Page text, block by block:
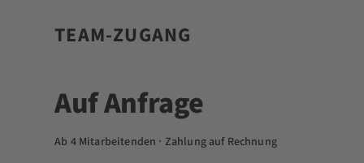
TEAM-ZUGANG
Auf Anfrage
Ab 4 Mitarbeitenden · Zahlung auf Rechnung